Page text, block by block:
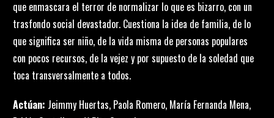
que enmascara el terror de normalizar lo que es bizarro, con un
trasfondo social devastador. Cuestiona la idea de familia, de lo
que significa ser niño, de la vida misma de personas populares
con pocos recursos, de la vejez y por supuesto de la soledad que
toca transversalmente a todos.
Actúan: Jeimmy Huertas, Paola Romero, María Fernanda Mena,